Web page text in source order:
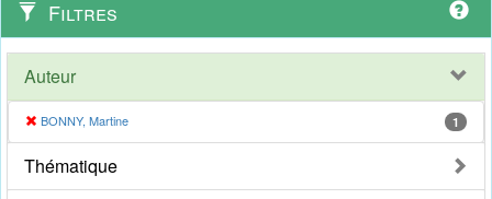
Filtres
Auteur
BONNY, Martine 1
Thématique